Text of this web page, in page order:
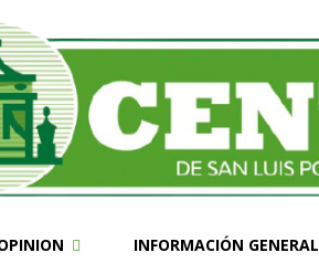
INFORMACIÓN GENERAL